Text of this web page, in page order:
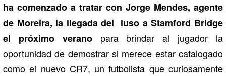
ha comenzado a tratar con Jorge Mendes, agente
de Moreira, la llegada del luso a Stamford Bridge
el próximo veranopara brindar al jugador la
oportunidad de demostrar si merece estar catalogado
como el nuevo CR7, un futbolista que curiosamente